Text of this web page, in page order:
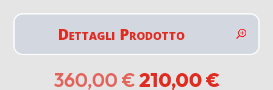
Dettagli Prodotto
360,00 € Il
210,00€Il